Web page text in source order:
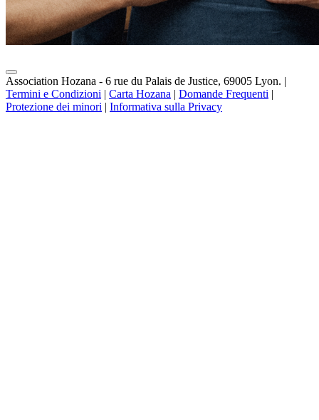
Association Hozana - 6 rue du Palais de Justice, 69005 Lyon. |
Termini e Condizioni | Carta Hozana | Domande Frequenti |
Protezione dei minori | Informativa sulla Privacy